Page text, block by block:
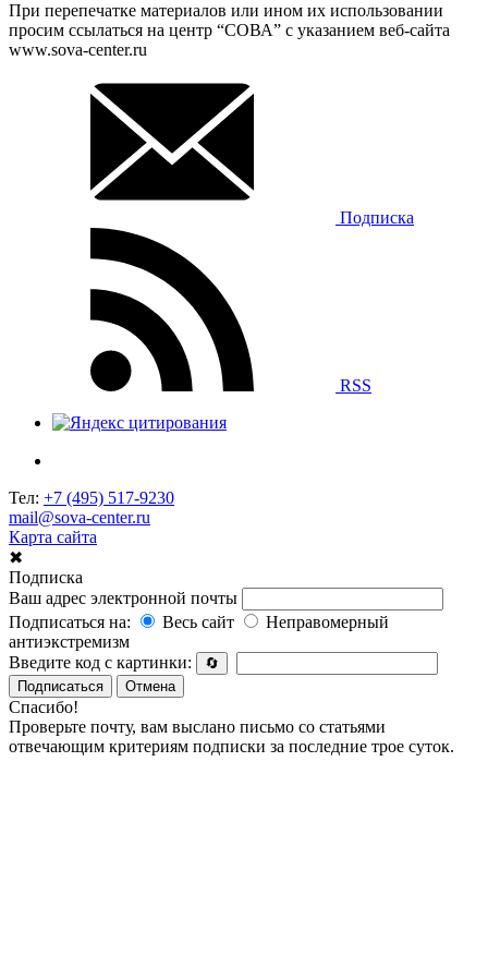
При перепечатке материалов или ином их использовании
просим ссылаться на центр “СОВА” с указанием веб-сайта
www.sova-center.ru
Подписка
RSS
Тел: +7 (495) 517-9230
mail@sova-center.ru
Карта сайта
✖
Подписка
Ваш адрес электронной почты
Подписаться на:
Весь сайт
Неправомерный
антиэкстремизм
Введите код с картинки:
🔄
Подписаться
Отмена
Спасибо!
Проверьте почту, вам выслано письмо со статьями
отвечающим критериям подписки за последние трое суток.